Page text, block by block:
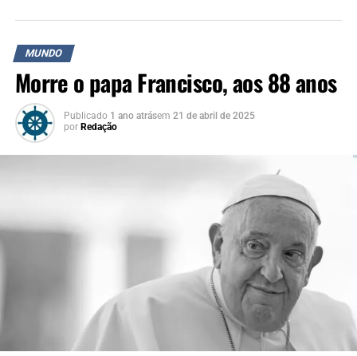
MUNDO
Morre o papa Francisco, aos 88 anos
Publicado 1 ano atrásem 21 de abril de 2025
por Redação